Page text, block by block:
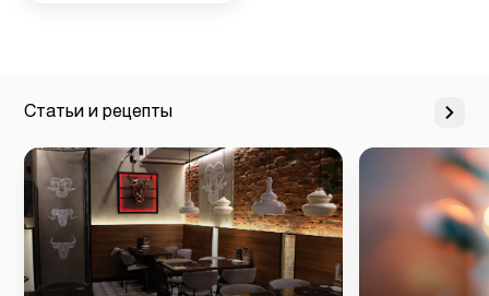
Статьи и рецепты